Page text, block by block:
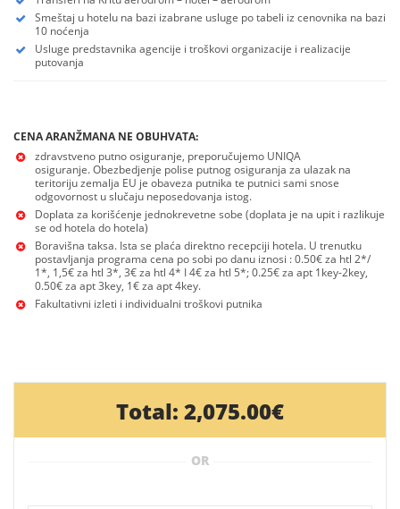
Smeštaj u hotelu na bazi izabrane usluge po tabeli iz cenovnika na bazi
10 noćenja
Usluge predstavnika agencije i troškovi organizacije i realizacije
putovanja
CENA ARANŽMANA NE OBUHVATA:
zdravstveno putno osiguranje, preporučujemo UNIQA
osiguranje. Obezbedjenje polise putnog osiguranja za ulazak na
teritoriju zemalja EU je obaveza putnika te putnici sami snose
odgovornost u slučaju neposedovanja istog.
Doplata za korišćenje jednokrevetne sobe (doplata je na upit i razlikuje
se od hotela do hotela)
Boravišna taksa. Ista se plaća direktno recepciji hotela. U trenutku
postavljanja programa cena po sobi po danu iznosi : 0.50€ za htl 2*/
1*, 1,5€ za htl 3*, 3€ za htl 4* I 4€ za htl 5*; 0.25€ za apt 1key-2key,
0.50€ za apt 3key, 1€ za apt 4key.
Fakultativni izleti i individualni troškovi putnika
Total: 2,075.00€
OR